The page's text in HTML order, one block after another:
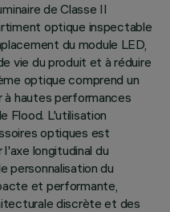
de Classe II
optique inspectable
du module LED,
vie du produit et à réduire
optique comprend un
à hautes performances
Flood. L'utilisation
optiques est
longitudinal du
personnalisation du
et performante,
discrète et des